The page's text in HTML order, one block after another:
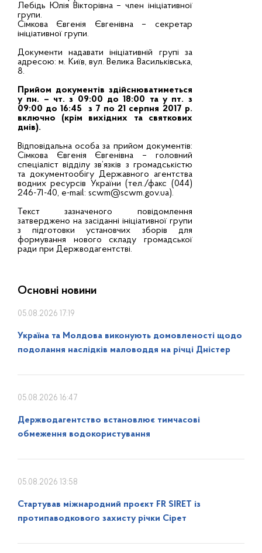
Лебідь Юлія Вікторівна – член ініціативної
групи.
Сімкова Євгенія Євгенівна – секретар
ініціативної групи.
Документи надавати ініціативній групі за
адресою: м. Київ, вул. Велика Васильківська,
8.
Прийом документів здійснюватиметься
у пн. – чт. з 09:00 до 18:00 та у пт. з
09:00 до 16:45 з 7 по 21 серпня 2017 р.
включно (крім вихідних та святкових
днів).
Відповідальна особа за прийом документів:
Сімкова Євгенія Євгенівна – головний
спеціаліст відділу зв’язків з громадськістю
та документообігу Державного агентства
водних ресурсів України (тел./факс (044)
246-71-40, е-mail: scwm@scwm.gov.ua).
Текст зазначеного повідомлення
затверджено на засіданні ініціативної групи
з підготовки установчих зборів для
формування нового складу громадської
ради при Держводагентстві.
Основні новини
05.08.2026 17:19
Україна та Молдова виконують домовленості щодо
подолання наслідків маловоддя на річці Дністер
05.08.2026 16:47
Держводагентство встановлює тимчасові
обмеження водокористування
05.08.2026 13:58
Стартував міжнародний проєкт FR SIRET із
протипаводкового захисту річки Сірет